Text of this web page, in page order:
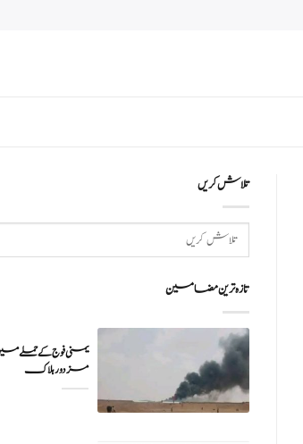
تلاش کریں
تازہ ترین مضامین
مزدور ہلاک